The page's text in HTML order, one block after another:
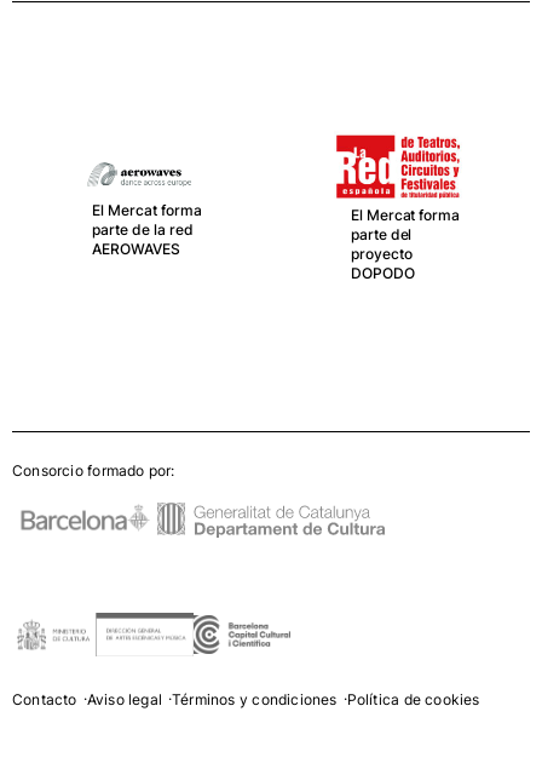
El Mercat forma
parte de la red
AEROWAVES
El Mercat forma
parte del
proyecto
DOPODO
Consorcio formado por:
Contacto Aviso legal Términos y condiciones Política de cookies